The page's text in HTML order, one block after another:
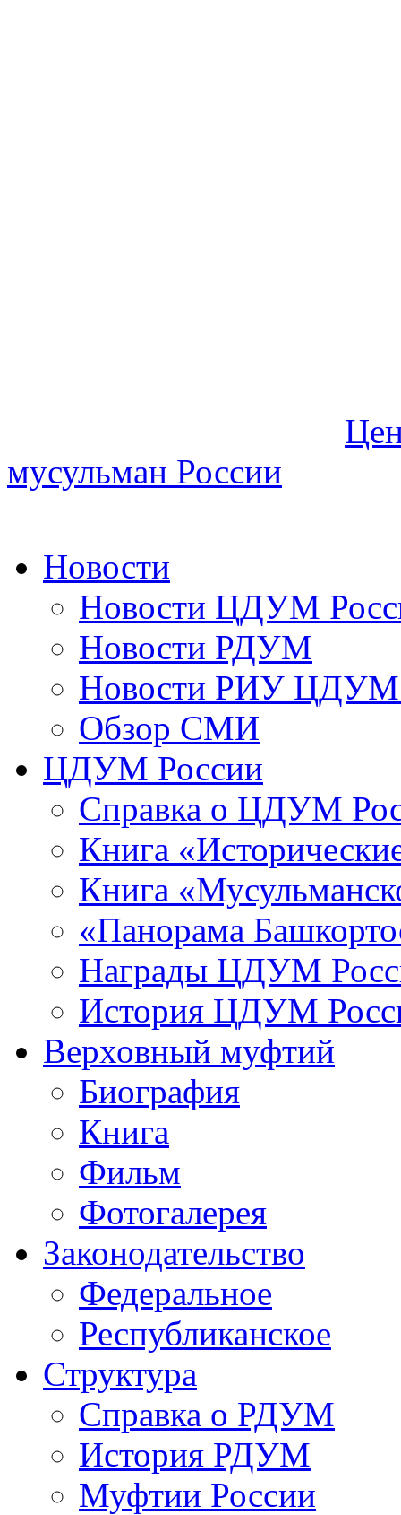
мусульман России
Новости
Новости ЦДУМ
Новости РДУМ
Новости РИУ ЦДУМ
Обзор СМИ
ЦДУМ России
Справка о ЦДУМ
Книга
Книга
«Панорама
Награды ЦДУМ
История ЦДУМ
Верховный муфтий
Биография
Книга
Фильм
Фотогалерея
Законодательство
Федеральное
Республиканское
Структура
Справка о РДУМ
История РДУМ
Муфтии России